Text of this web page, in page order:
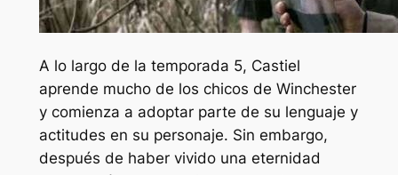
A lo largo de la temporada 5, Castiel
aprende mucho de los chicos de Winchester
y comienza a adoptar parte de su lenguaje y
actitudes en su personaje. Sin embargo,
después de haber vivido una eternidad